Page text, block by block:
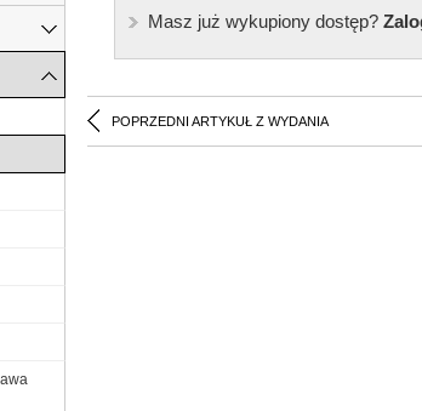
Masz już wykupiony dostęp?
POPRZEDNI ARTYKUŁ Z WYDANIA